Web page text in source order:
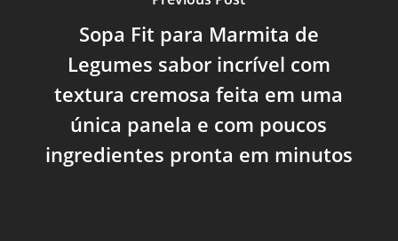
Sopa Fit para Marmita de
Legumes sabor incrível com
textura cremosa feita em uma
única panela e com poucos
ingredientes pronta em minutos